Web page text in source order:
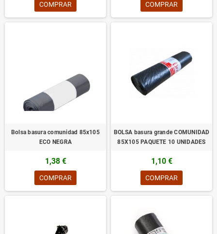
COMPRAR COMPRAR
Bolsa basura comunidad 85x105
ECO NEGRA
1,38 €
COMPRAR
BOLSA basura grande COMUNIDAD
85X105 PAQUETE 10 UNIDADES
1,10 €
COMPRAR